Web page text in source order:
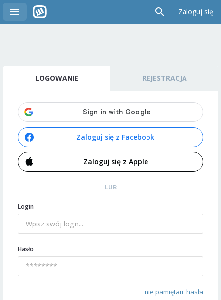
Zaloguj się
LOGOWANIE REJESTRACJA
Zaloguj się z Facebook
Zaloguj się z Apple
LUB
Login
Hasło
nie pamiętam hasła